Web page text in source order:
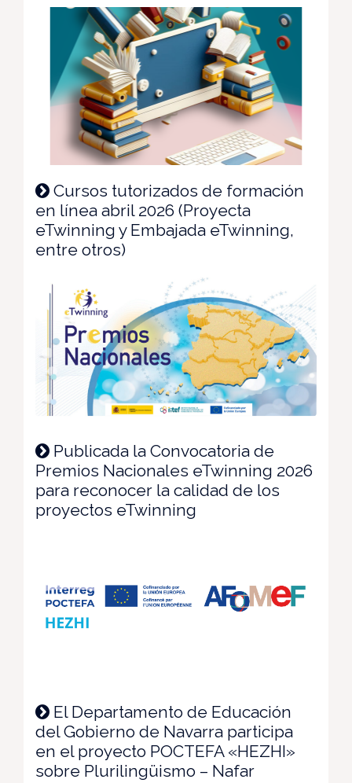
Cursos tutorizados de formación
en línea abril 2026 (Proyecta
eTwinning y Embajada eTwinning,
entre otros)
Publicada la Convocatoria de
Premios Nacionales eTwinning 2026
para reconocer la calidad de los
proyectos eTwinning
El Departamento de Educación
del Gobierno de Navarra participa
en el proyecto POCTEFA «HEZHI»
sobre Plurilingüismo – Nafar